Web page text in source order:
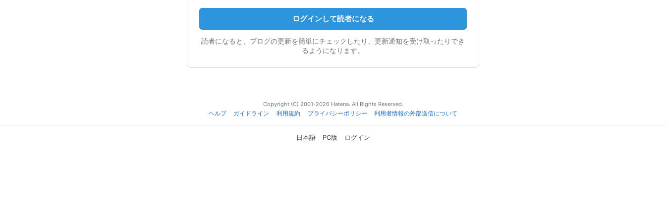
ログインして読者になる
読者になると、ブログの更新を簡単にチェックしたり、更新通知を受け取ったりでき
るようになります。
Copyright (C) 2001-2026 Hatena. All Rights Reserved.
ヘルプ
ガイドライン 利用規約 プライバシーポリシー 利用者情報の外部送信について
日本語 PC版 ログイン